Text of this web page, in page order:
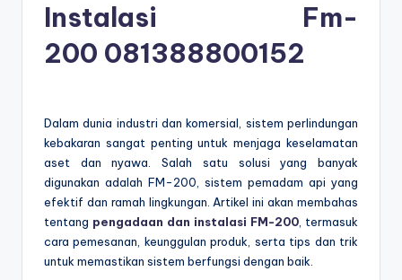
Instalasi Fm-
200 081388800152
Dalam dunia industri dan komersial, sistem perlindungan
kebakaran sangat penting untuk menjaga keselamatan
aset dan nyawa. Salah satu solusi yang banyak
digunakan adalah FM-200, sistem pemadam api yang
efektif dan ramah lingkungan. Artikel ini akan membahas
tentang pengadaan dan instalasi FM-200 , termasuk
cara pemesanan, keunggulan produk, serta tips dan trik
untuk memastikan sistem berfungsi dengan baik.